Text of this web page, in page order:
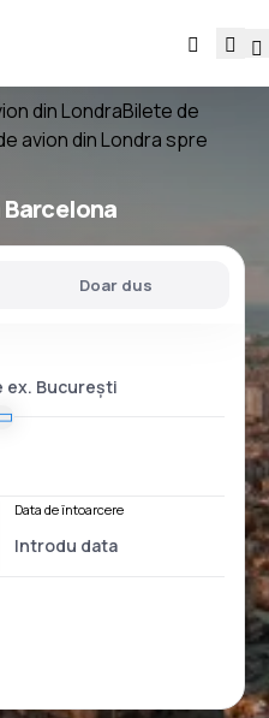
din LondraBilete de
avion din Londra spre
Doar dus
Data de întoarcere